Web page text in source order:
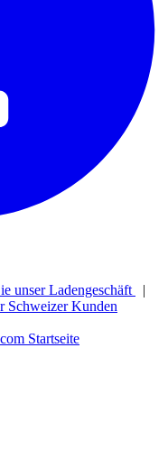
unser Ladengeschäft
|
Schweizer Kunden